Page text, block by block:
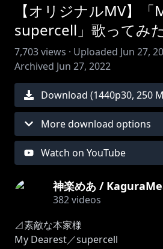
【オリジナルMV】
supercell」歌ってみ
7,703views · Uploaded Jun 27,
Archived Jun 27, 2022
Download (1440p30, 250
More download options
Watch on YouTube
神楽めあ /
382videos
⊿素敵な本家様
My Dearest／supercell